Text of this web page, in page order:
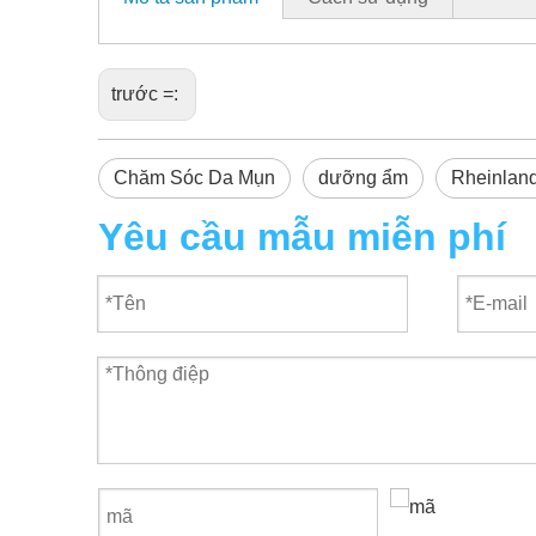
trước =:
Chăm Sóc Da Mụn dưỡng ẩm
Yêu cầu mẫu miễn phí